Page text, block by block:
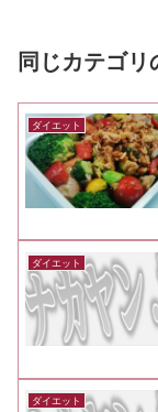
同じカテゴリ
ダイエット
ダイエット
ダイエット